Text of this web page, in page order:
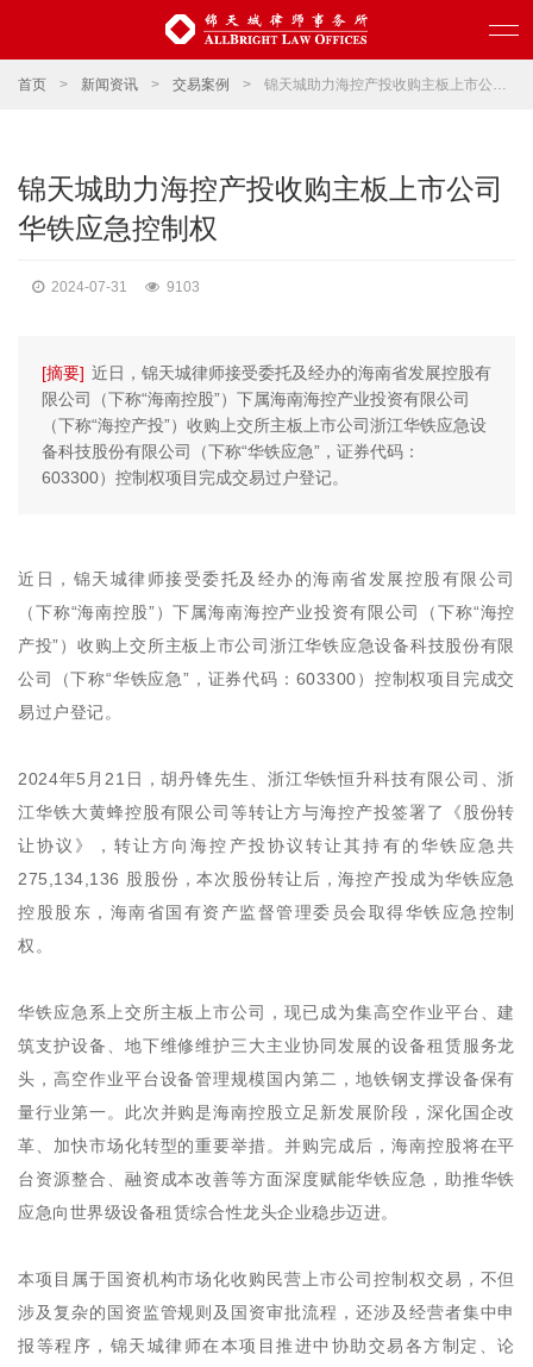
首页 > 新闻资讯 > 交易案例 > 锦天城助力海控产投收购主板上市公司华铁应急控制权
锦天城助力海控产投收购主板上市公司
华铁应急控制权
2024-07-31 9103
[摘要] 近日，锦天城律师接受委托及经办的海南省发展控股有
限公司（下称“海南控股”）下属海南海控产业投资有限公司
（下称“海控产投”）收购上交所主板上市公司浙江华铁应急设
备科技股份有限公司（下称“华铁应急”，证券代码：
603300）控制权项目完成交易过户登记。
近日，锦天城律师接受委托及经办的海南省发展控股有限公司
（下称“海南控股”）下属海南海控产业投资有限公司（下称“海控
产投”）收购上交所主板上市公司浙江华铁应急设备科技股份有限
公司（下称“华铁应急”，证券代码：603300）控制权项目完成交
易过户登记。
2024年5月21日，胡丹锋先生、浙江华铁恒升科技有限公司、浙
江华铁大黄蜂控股有限公司等转让方与海控产投签署了《股份转
让协议》，转让方向海控产投协议转让其持有的华铁应急共
275,134,136 股股份，本次股份转让后，海控产投成为华铁应急
控股股东，海南省国有资产监督管理委员会取得华铁应急控制
权。
华铁应急系上交所主板上市公司，现已成为集高空作业平台、建
筑支护设备、地下维修维护三大主业协同发展的设备租赁服务龙
头，高空作业平台设备管理规模国内第二，地铁钢支撑设备保有
量行业第一。此次并购是海南控股立足新发展阶段，深化国企改
革、加快市场化转型的重要举措。并购完成后，海南控股将在平
台资源整合、融资成本改善等方面深度赋能华铁应急，助推华铁
应急向世界级设备租赁综合性龙头企业稳步迈进。
本项目属于国资机构市场化收购民营上市公司控制权交易，不但
涉及复杂的国资监管规则及国资审批流程，还涉及经营者集中申
报等程序，锦天城律师在本项目推进中协助交易各方制定、论